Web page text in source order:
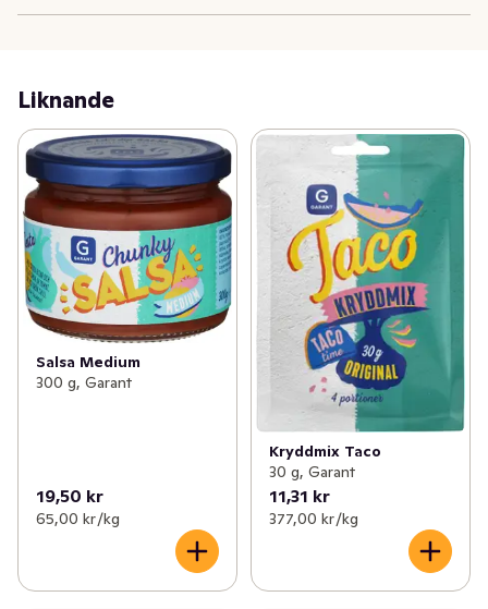
Liknande
Salsa Medium
300 g, Garant
19,50 kr
65,00 kr /kg
Kryddmix Taco
30 g, Garant
11,31 kr
377,00 kr /kg